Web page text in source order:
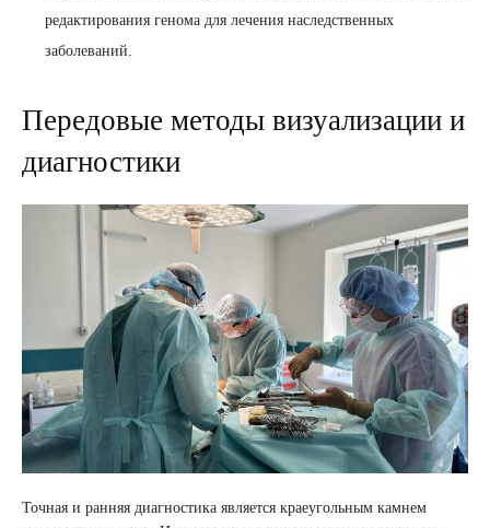
редактирования генома для лечения наследственных
заболеваний.
Передовые методы визуализации и
диагностики
Точная и ранняя диагностика является краеугольным камнем